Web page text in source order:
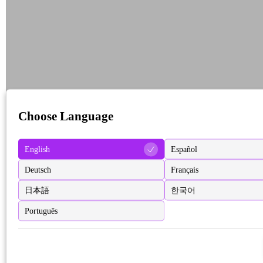
Choose Language
English Español
Deutsch Français
日本語 한국어
Português